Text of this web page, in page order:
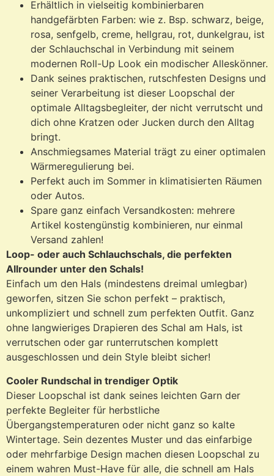
Erhältlich in vielseitig kombinierbaren
handgefärbten Farben: wie z. Bsp. schwarz, beige,
rosa, senfgelb, creme, hellgrau, rot, dunkelgrau, ist
der Schlauchschal in Verbindung mit seinem
modernen Roll-Up Look ein modischer Alleskönner.
Dank seines praktischen, rutschfesten Designs und
seiner Verarbeitung ist dieser Loopschal der
optimale Alltagsbegleiter, der nicht verrutscht und
dich ohne Kratzen oder Jucken durch den Alltag
bringt.
Anschmiegsames Material trägt zu einer optimalen
Wärmeregulierung bei.
Perfekt auch im Sommer in klimatisierten Räumen
oder Autos.
Spare ganz einfach Versandkosten: mehrere
Artikel kostengünstig kombinieren, nur einmal
Versand zahlen!
Loop- oder auch Schlauchschals, die perfekten
Allrounder unter den Schals!
Einfach um den Hals (mindestens dreimal umlegbar)
geworfen, sitzen Sie schon perfekt – praktisch,
unkompliziert und schnell zum perfekten Outfit. Ganz
ohne langwieriges Drapieren des Schal am Hals, ist
verrutschen oder gar runterrutschen komplett
ausgeschlossen und dein Style bleibt sicher!
Cooler Rundschal in trendiger Optik
Dieser Loopschal ist dank seines leichten Garn der
perfekte Begleiter für herbstliche
Übergangstemperaturen oder nicht ganz so kalte
Wintertage. Sein dezentes Muster und das einfarbige
oder mehrfarbige Design machen diesen Loopschal zu
einem wahren Must-Have für alle, die schnell am Hals